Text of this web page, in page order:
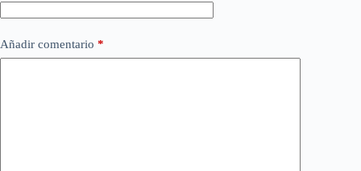
Añadir comentario *